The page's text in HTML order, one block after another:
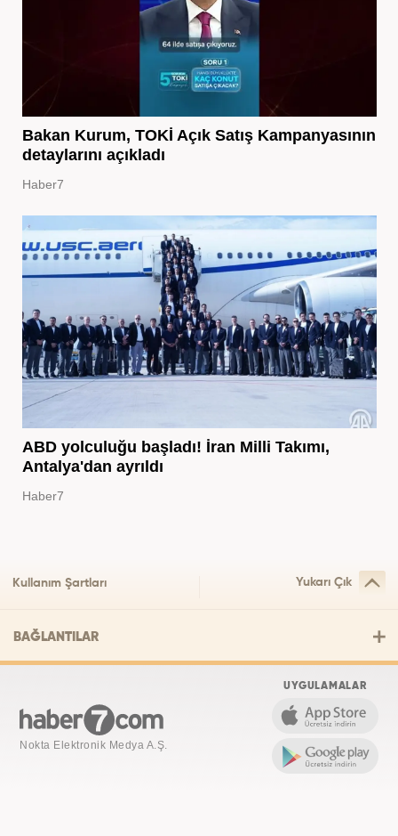
Bakan Kurum, TOKİ Açık Satış Kampanyasının
detaylarını açıkladı
Haber7
ABD yolculuğu başladı! İran Milli Takımı,
Antalya'dan ayrıldı
Haber7
Kullanım Şartları Yukarı Çık
BAĞLANTILAR
Nokta Elektronik Medya A.Ş.
UYGULAMALAR